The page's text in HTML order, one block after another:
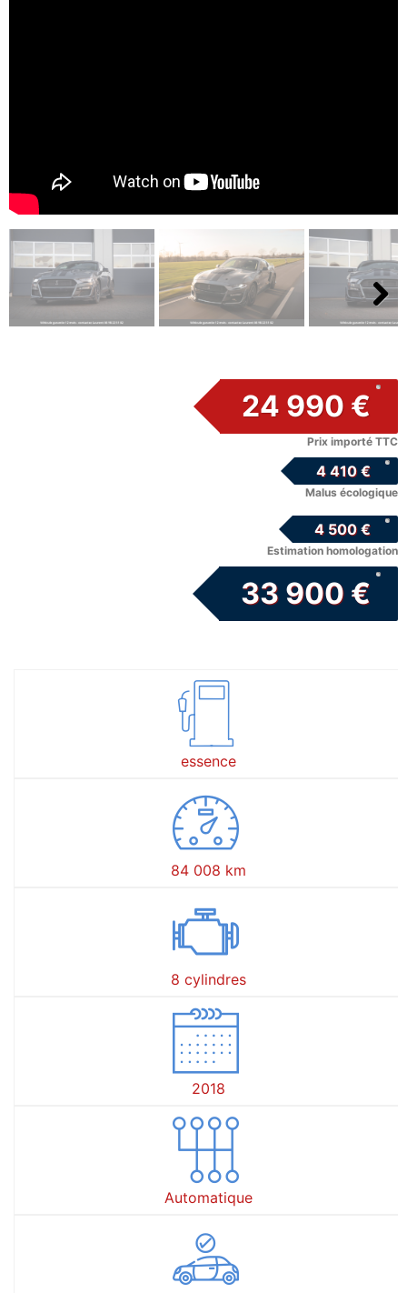
Next
24 990 €
Prix importé TTC
4 410 €
Malus écologique
4 500 €
Estimation homologation
33 900 €
essence
84 008 km
8 cylindres
2018
Automatique